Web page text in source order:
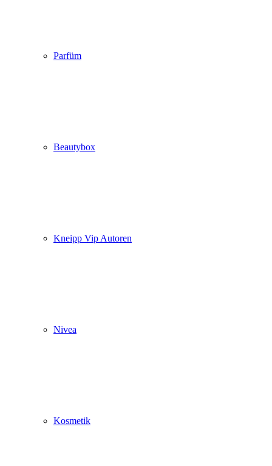
Parfüm
Beautybox
Kneipp Vip Autoren
Nivea
Kosmetik